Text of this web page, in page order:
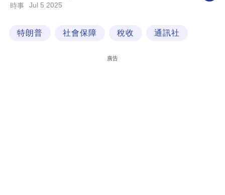
時事 Jul 5 2025
特朗普 社會保障 稅收 通訊社
廣告